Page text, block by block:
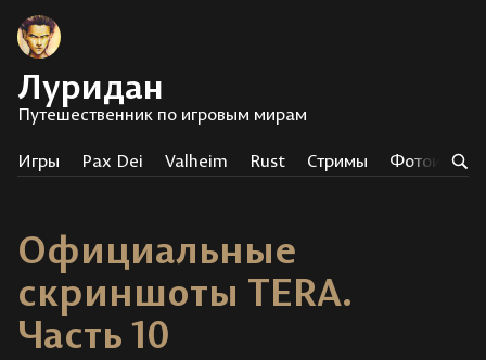
Луридан
Путешественник по игровым мирам
Игры Pax Dei Valheim Rust Стримы
Официальные
скриншоты TERA.
Часть 10